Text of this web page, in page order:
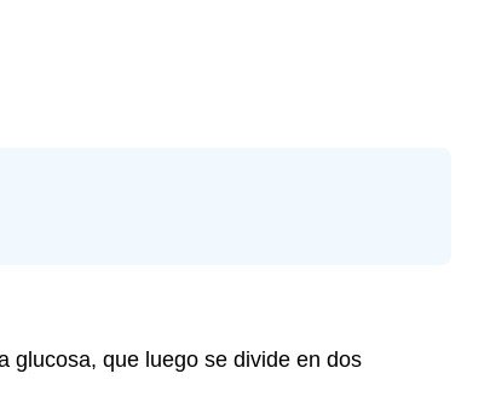
glucosa, que luego se divide en dos